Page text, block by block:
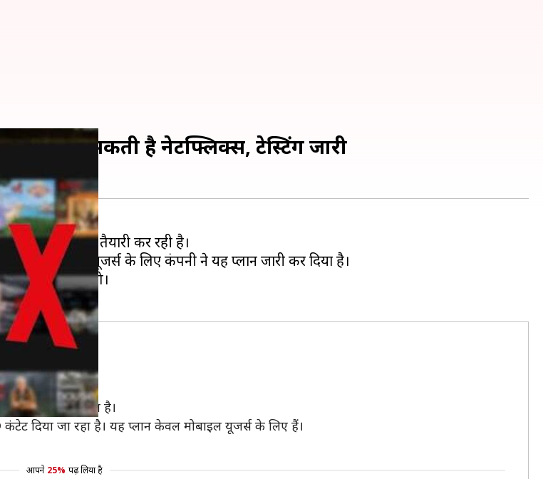
प्लान ला सकती है नेटफ्लिक्स, टेस्टिंग जारी
लेकर आने की तैयारी कर रही है।
किया है। कुछ यूजर्स के लिए कंपनी ने यह प्लान जारी कर दिया है।
प्लान जारी रहेंगे।
के लिए जारी किया है।
दिया जा रहा है। यह प्लान केवल मोबाइल यूजर्स के लिए हैं।
आपने 25% पढ़ लिया है